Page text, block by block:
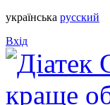
українська русский
Вхід